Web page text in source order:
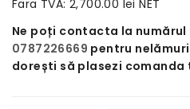
Fara TVA: 2,700.00 lei NET
Ne poți contacta la numărul
0787226669 pentru
dorești să plasezi comanda